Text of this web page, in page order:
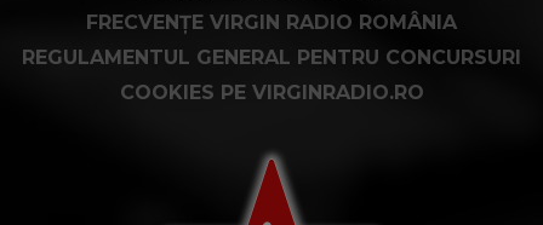
FRECVENȚE VIRGIN RADIO ROMÂNIA
REGULAMENTUL GENERAL PENTRU CONCURSURI
COOKIES PE VIRGINRADIO.RO